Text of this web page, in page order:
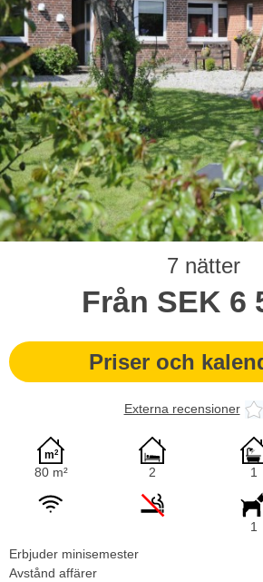
7 nätter
Från SEK 6
Priser och
Externa recensioner
80 m² 2 1
1
Erbjuder minisemester
Avstånd affärer